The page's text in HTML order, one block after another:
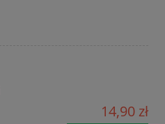
14,90 zł